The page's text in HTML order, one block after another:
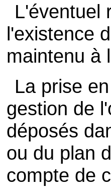
L'éventuel
l'existence
maintenu à
La prise
gestion de
déposés
ou du plan
compte de